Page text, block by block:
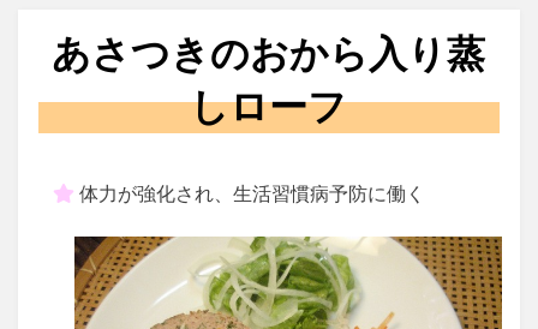
あさつきのおから入り蒸
しローフ
体力が強化され、生活習慣病予防に働く